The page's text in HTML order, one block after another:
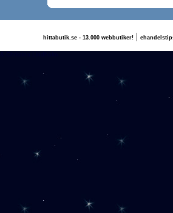
hittabutik.se - 13.000 webbutiker!|